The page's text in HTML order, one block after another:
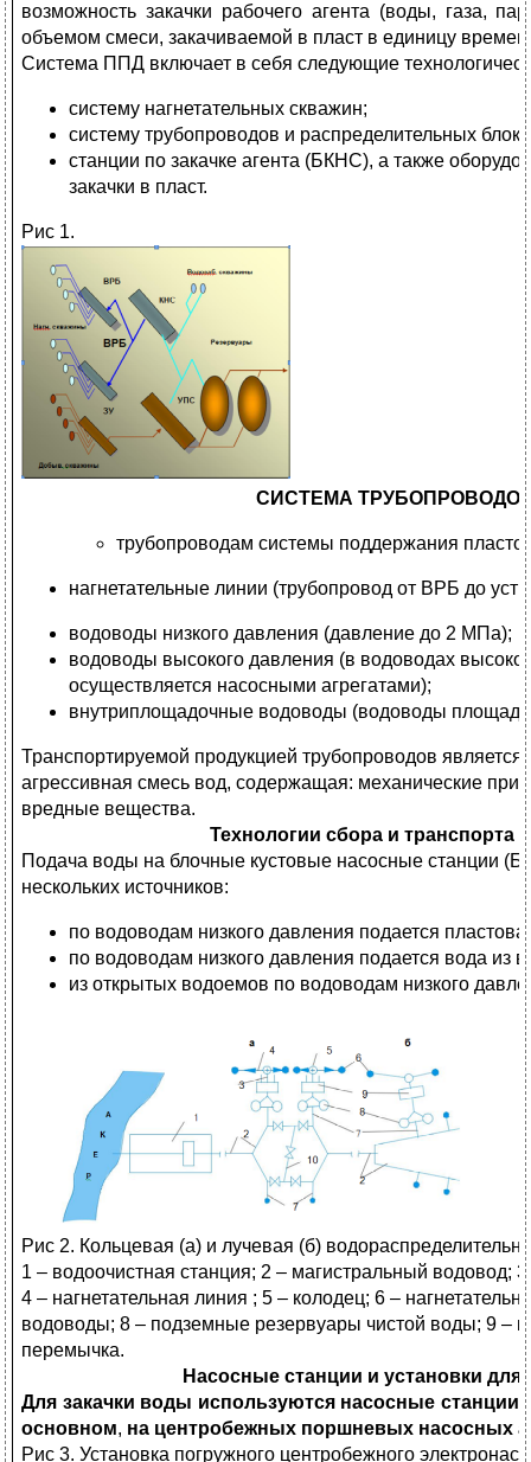
возможность закачки рабочего агента (воды, газа,
объемом смеси, закачиваемой в пласт в единицу
Система ППД включает в себя следующие
систему нагнетательных скважин;
систему трубопроводов и распределительных
станции по закачке агента (БКНС), а также
закачки в пласт.
Рис 1.
СИСТЕМА
трубопроводам системы поддержания
нагнетательные линии (трубопровод от ВРБ до
водоводы низкого давления (давление до 2 МПа);
водоводы высокого давления (в водоводах
осуществляется насосными агрегатами);
внутриплощадочные водоводы (водоводы
Транспортируемой продукцией трубопроводов является
агрессивная смесь вод, содержащая: механические
вредные вещества.
Технологии сбора и транспорта
Подача воды на блочные кустовые насосные станции
нескольких источников:
по водоводам низкого давления подается
по водоводам низкого давления подается вода из
из открытых водоемов по водоводам низкого
Рис 2. Кольцевая (а) и лучевая (б)
1 – водоочистная станция; 2 – магистральный водовод;
4 – нагнетательная линия ; 5 – колодец; 6 –
водоводы; 8 – подземные резервуары чистой воды; 9 –
перемычка.
Насосные станции и установки для
Для закачки воды используются насосные станции
основном, на центробежных поршневых насосных
Рис 3. Установка погружного центробежного